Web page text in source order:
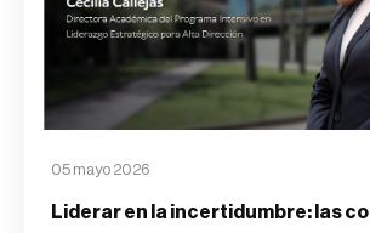
05 mayo 2026
Liderar en la incertidumbre: las